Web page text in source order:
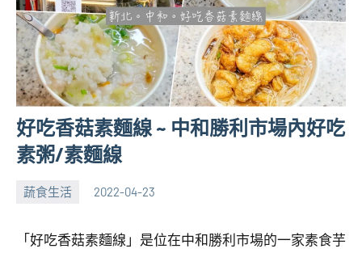
好吃香菇素麵線 ~ 中和勝利市場內好吃
素粥/素麵線
蔬食生活 2022-04-23
張
芋
No
「好吃香菇素麵線」是位在中和勝利市場的一家素食芋